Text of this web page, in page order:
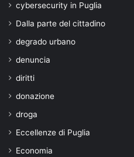
cybersecurity in Puglia
Dalla parte del cittadino
degrado urbano
denuncia
diritti
donazione
droga
Eccellenze di Puglia
Economia